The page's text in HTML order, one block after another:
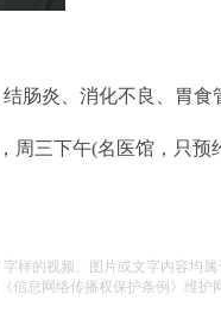
肠炎、消化不良、胃食
周三下午(名医馆，只预
样的视频、图片或文字内容均
信息网络传播权保护条例》维护